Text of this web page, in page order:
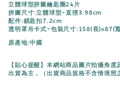
立體球型拼圖鑰匙圈24片
拼圖尺寸:立體球型-直徑3.98cm
配件:鎖匙扣7.2cm
透明罩吊卡式-包裝尺寸:158(長)x87(
原產地:中國
【貼心提醒】本網站商品圖片拍攝角
出貨為主，（出貨商品規格不含情境照